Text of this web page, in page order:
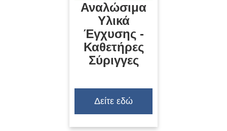
Αναλώσιμα
Υλικά
Έγχυσης -
Καθετήρες
Σύριγγες
Δείτε εδώ